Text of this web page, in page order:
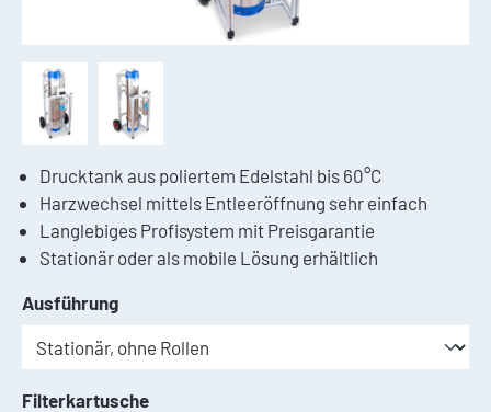
Drucktank aus poliertem Edelstahl bis 60°C
Harzwechsel mittels Entleeröffnung sehr einfach
Langlebiges Profisystem mit Preisgarantie
Stationär oder als mobile Lösung erhältlich
Ausführungauswählen
Filterkartuscheauswählen